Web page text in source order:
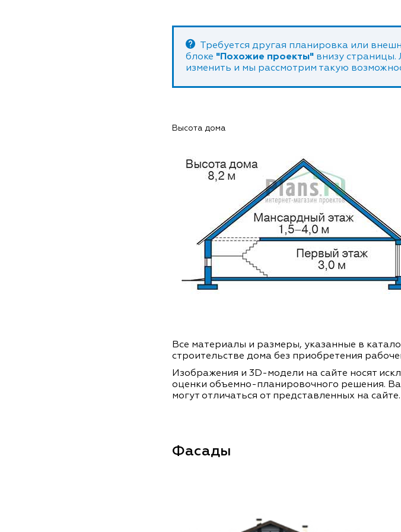
Требуется другая планировка или
блоке "Похожие проекты" внизу страницы.
изменить и мы рассмотрим такую
Высота дома
Все материалы и размеры, указанные в
строительстве дома без приобретения
Изображения и 3D-модели на сайте носят
оценки объемно-планировочного решения.
могут отличаться от представленных на сайте.
Фасады